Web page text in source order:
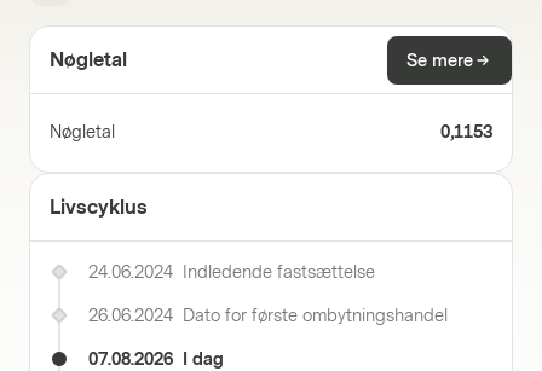
Nøgletal Se mere
Nøgletal 0,1153
Livscyklus
24.06.2024 Indledende fastsættelse
26.06.2024 Dato for første ombytningshandel
07.08.2026 I dag